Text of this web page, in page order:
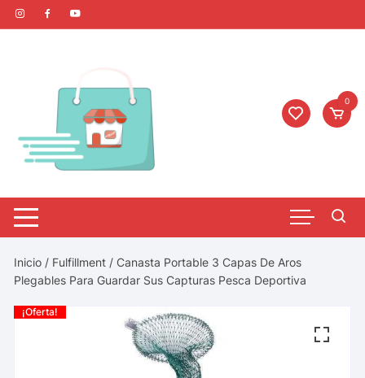
0
Inicio / Fulfillment / Canasta Portable 3 Capas De Aros
Plegables Para Guardar Sus Capturas Pesca Deportiva
¡Oferta!